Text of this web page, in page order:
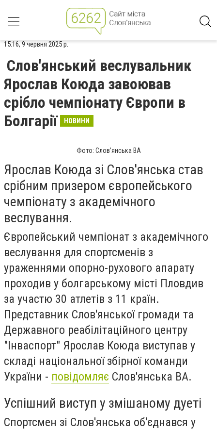
15:16, 9 червня 2025 р.
Слов'янський веслувальник
Ярослав Коюда завоював
срібло чемпіонату Європи в
Болгарії
НОВИНИ
Фото: Слов’янська ВА
Ярослав Коюда зі Слов'янська став
срібним призером європейського
чемпіонату з академічного
веслування.
Європейський чемпіонат з академічного
веслування для спортсменів з
ураженнями опорно-рухового апарату
проходив у болгарському місті Пловдив
за участю 30 атлетів з 11 країн.
Представник Слов'янської громади та
Державного реабілітаційного центру
"Інваспорт" Ярослав Коюда виступав у
складі національної збірної команди
України - повідомляє Слов'янська ВА.
Успішний виступ у змішаному дуеті
Спортсмен зі Слов'янська об'єднався у